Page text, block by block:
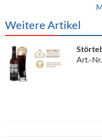
Weitere Artikel
Art.-